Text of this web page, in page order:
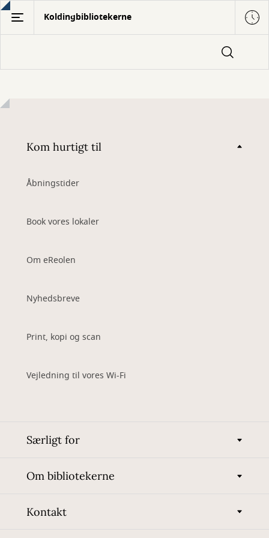
Gå
hovedindhold
Koldingbibliotekerne
Kom hurtigt til
Åbningstider
Book vores lokaler
Om eReolen
Nyhedsbreve
Print, kopi og scan
Vejledning til vores Wi-Fi
Særligt for
Om bibliotekerne
Kontakt